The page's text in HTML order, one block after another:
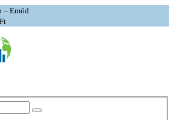
– Emőd